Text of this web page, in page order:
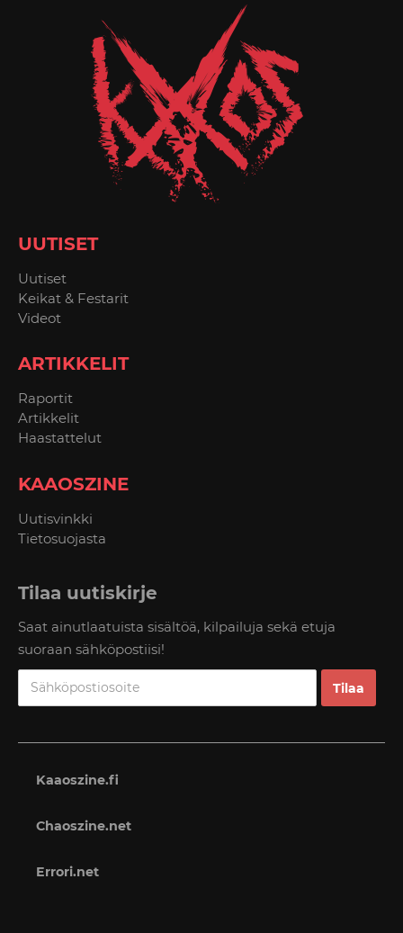
UUTISET
Uutiset
Keikat & Festarit
Videot
ARTIKKELIT
Raportit
Artikkelit
Haastattelut
KAAOSZINE
Uutisvinkki
Tietosuojasta
Tilaa uutiskirje
Saat ainutlaatuista sisältöä, kilpailuja sekä etuja
suoraan sähköpostiisi!
Kaaoszine.fi
Chaoszine.net
Errori.net